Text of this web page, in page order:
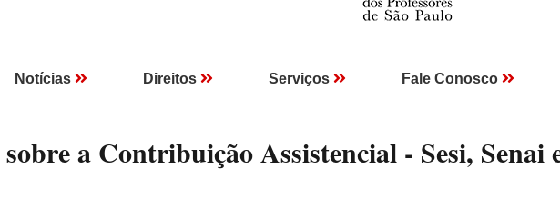
Notícias Direitos Serviços Fale Conosco
a Contribuição Assistencial - Sesi, Senai